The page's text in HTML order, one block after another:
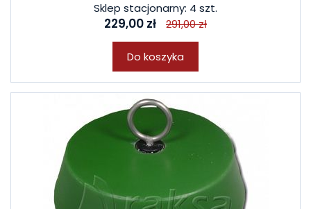
Sklep stacjonarny: 4 szt.
229,00 zł 291,00 zł
Do koszyka